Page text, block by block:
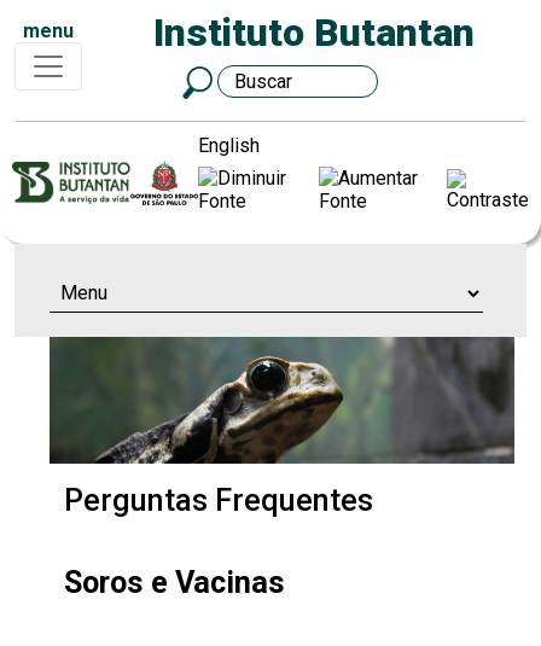
menu Instituto Butantan
English
Perguntas Frequentes
Soros e Vacinas